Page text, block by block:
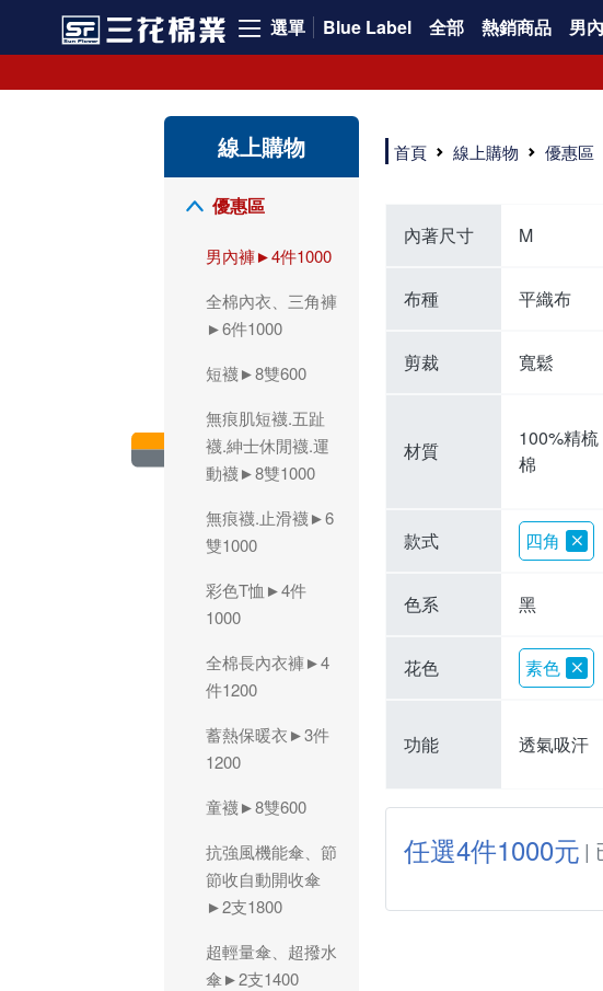
選單 Blue Label 全部 熱銷商品 男
線上購物
優惠區
男內褲►4件1000
全棉內衣、三角褲
►6件1000
短襪►8雙600
無痕肌短襪.五趾
襪.紳士休閒襪.運
動襪►8雙1000
無痕襪.止滑襪►6
雙1000
彩色T恤►4件
1000
全棉長內衣褲►4
件1200
蓄熱保暖衣►3件
1200
童襪►8雙600
抗強風機能傘、節
節收自動開收傘
►2支1800
超輕量傘、超撥水
傘►2支1400
三花男內褲是男生首選品牌，適合休閒與運動。彈性好，人體工學剪裁，立體效果佳，舒適感大提升，魅力指數破表！
市佔率高達50年！三花專注設計，提升舒適與耐用，針對亞洲男性剪裁，大動作不卡襠。
三花男內褲採用優質棉料製成，褲身擁有超過千個散熱孔，吸汗透氣，柔順舒適，解決一般男內褲的悶熱問題。針對亞洲男性體型的立體剪裁設計，告別卡襠煩惱，自如大動作。三花男內褲市佔率高，專注製造與開發超過50年，提升舒適度與耐用性，深受網友推崇。五片式剪裁設計，適合各種身形及風格，給予肌膚前所未有的透氣舒適體驗。
【心情閒聊】男內褲的一些小心得?! 身為一名廣告代理商的社群小編，每次接到新客戶都需做好充足的產業功課，以免在撰寫廣告時顯得膚淺。美妝和流行服飾的客戶總讓我感到一點小確幸，因為可以搶先試用到新產品，或請客戶幫忙以員工價購買商品，讓人有中獎的小喜悅。 這次的客戶卻是-男內褲! 男內褲! 男內褲! 由於是第一次接觸這類產品，所以特地重複三次來表達內心的震驚。因為獨處時間較長，對於男內褲的研究多少有些害羞。因而硬著頭皮買了好幾件男內褲進行研究。 家裡沒有兄弟，也沒有可以直接聊男內褲的男性朋友，自己去買男內褲真的需要一些勇氣。我感謝現在的高科技網購，讓我不用親自到店面盯著男內褲看，也能輕鬆購買到不同種類的男內褲，真是感恩網路! 在Google搜尋 ""男內褲""，瞬間出現許多品牌，男內褲的世界真是博大精深呢。我開始扮演男內褲研究生，對男內褲進行分類：從長短、高低中腰到情趣男內褲，各式各樣應有盡有。好險此次的客戶是比較中規中矩的，情趣類的男內褲不在研究範圍，不然一直盯著穿內褲的模特兒看也太難為情了。 男內褲的設計功能其實不亞於女生內衣。由於男生身體結構的關係，需要更細心的設計。市面上較大的品牌有老牌的三花、三槍、宜而爽等，還有大手筆請代言人的CK、PLAYBOY等品牌。要選男內褲，實在需要下些功夫。 我將男內褲分為兩個面向：花色和功能設計。選擇男內褲的花色非常重要，因為能看出個人的品味和對內外搭配的重視程度。宅男們穿著50歲阿伯的花色內褲，或是穿白褲子搭配大黑色內褲，都是不OK的搭配。 功能設計則是對重要部位的保?。為了確保舒適性，有的內褲設計了開襟方便上廁所，有的設計了專屬囊袋固定，更有五片立體剪裁，或者強調視覺效果的內褲。這些設計不僅滿足基本的生理需求，更進階到心靈上的滿足。 以往從未想過要認真研究男內褲，直到這次工作的契機才真正了解男內褲的繁複。男內褲花色多樣，研究起來花費了不少時間。與男內褲客戶窗口交流，我這個女專案可能會有一段尷尬期，希望自己討論時不會笑場。雖然我無法真正體驗男內褲的全部功能，但透過揣測和客戶專業的回答，依然探詢到了許多有趣的現象。 某些網友反應某些國外品牌的男內褲不好穿，可能因為這些品牌是按照西方身材比例製造，不太適合台灣男性。同樣的現象也出現在女性內衣上，所以選擇適合自己的內褲才是最重要的。 以上只是我的心情抒發，沒有針對任何一家男內褲品牌，歡迎更多對男內褲有興趣的朋友加入研究行列！"
首頁 線上購物 優惠區
內著尺寸 M
布種 平織布
剪裁 寬鬆
材質
100%精梳
棉
款式 四角
色系 黑
花色 素色
功能 透氣吸汗
任選4件1000元 |